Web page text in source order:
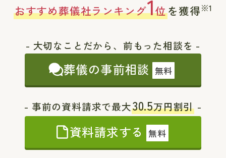
おすすめ葬儀社ランキング1位を獲得※1
- 大切なことだから、前もった相談を -
葬儀の事前相談 無料
- 事前の資料請求で最大30.5万円割引 -
資料請求する 無料